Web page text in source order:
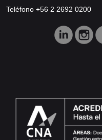
Teléfono +56 2 2692 0200